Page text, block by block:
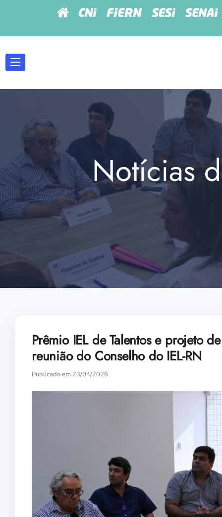
Notícias
Prêmio IEL de Talentos e projeto
reunião do Conselho do IEL-RN
Publicado em 23/04/2026